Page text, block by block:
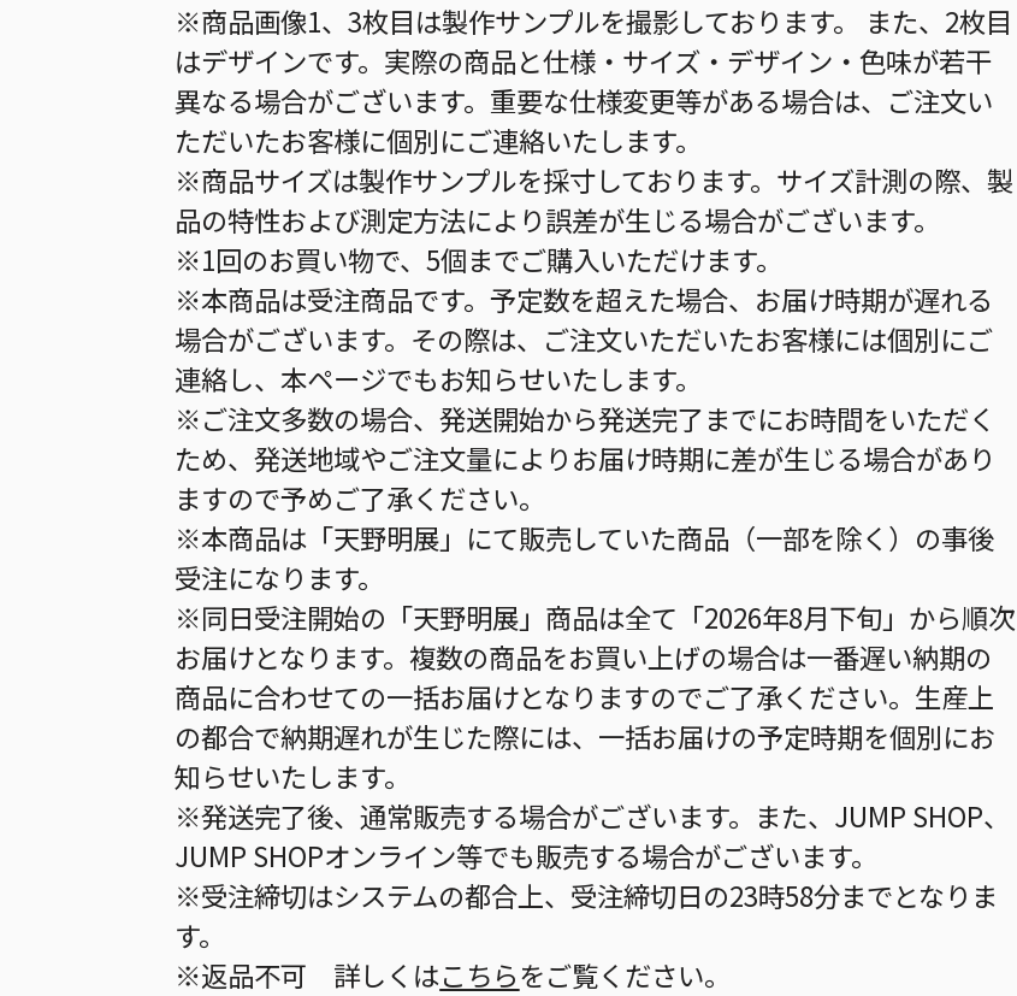
※商品画像1、3枚目は製作サンプルを撮影しております。 また、2枚目
はデザインです。実際の商品と仕様・サイズ・デザイン・色味が若干
異なる場合がございます。重要な仕様変更等がある場合は、ご注文い
ただいたお客様に個別にご連絡いたします。
※商品サイズは製作サンプルを採寸しております。サイズ計測の際、製
品の特性および測定方法により誤差が生じる場合がございます。
※1回のお買い物で、5個までご購入いただけます。
※本商品は受注商品です。予定数を超えた場合、お届け時期が遅れる
場合がございます。その際は、ご注文いただいたお客様には個別にご
連絡し、本ページでもお知らせいたします。
※ご注文多数の場合、発送開始から発送完了までにお時間をいただく
ため、発送地域やご注文量によりお届け時期に差が生じる場合があり
ますので予めご了承ください。
※本商品は「天野明展」にて販売していた商品（一部を除く）の事後
受注になります。
※同日受注開始の「天野明展」商品は全て「2026年8月下旬」から順次
お届けとなります。複数の商品をお買い上げの場合は一番遅い納期の
商品に合わせての一括お届けとなりますのでご了承ください。生産上
の都合で納期遅れが生じた際には、一括お届けの予定時期を個別にお
知らせいたします。
※発送完了後、通常販売する場合がございます。また、JUMP SHOP、
JUMP SHOPオンライン等でも販売する場合がございます。
※受注締切はシステムの都合上、受注締切日の23時58分までとなりま
す。
※返品不可 詳しくはこちらをご覧ください。